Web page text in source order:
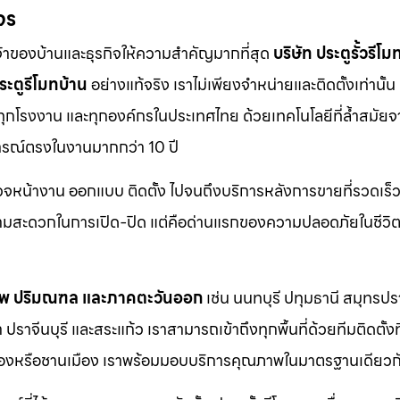
ของบ้านและธุรกิจให้ความสำคัญมากที่สุด บริษัท ประตูรั้วรีโม
ะตูรีโมทบ้านอย่างแท้จริง เราไม่เพียงจำหน่ายและติดตั้งเท่านั้
รงงาน และทุกองค์กรในประเทศไทย ด้วยเทคโนโลยีที่ล้ำสมัย
ณ์ตรงในงานมากกว่า 10 ปี
น้างาน ออกแบบ ติดตั้ง ไปจนถึงบริการหลังการขายที่รวดเร็
สะดวกในการเปิด-ปิด แต่คือด่านแรกของความปลอดภัยในชีวิ
ปริมณฑล และภาคตะวันออกเช่น นนทบุรี ปทุมธานี สมุทรป
ราจีนบุรี และสระแก้ว เราสามารถเข้าถึงทุกพื้นที่ด้วยทีมติดตั้
หรือชานเมือง เราพร้อมมอบบริการคุณภาพในมาตรฐานเดียว